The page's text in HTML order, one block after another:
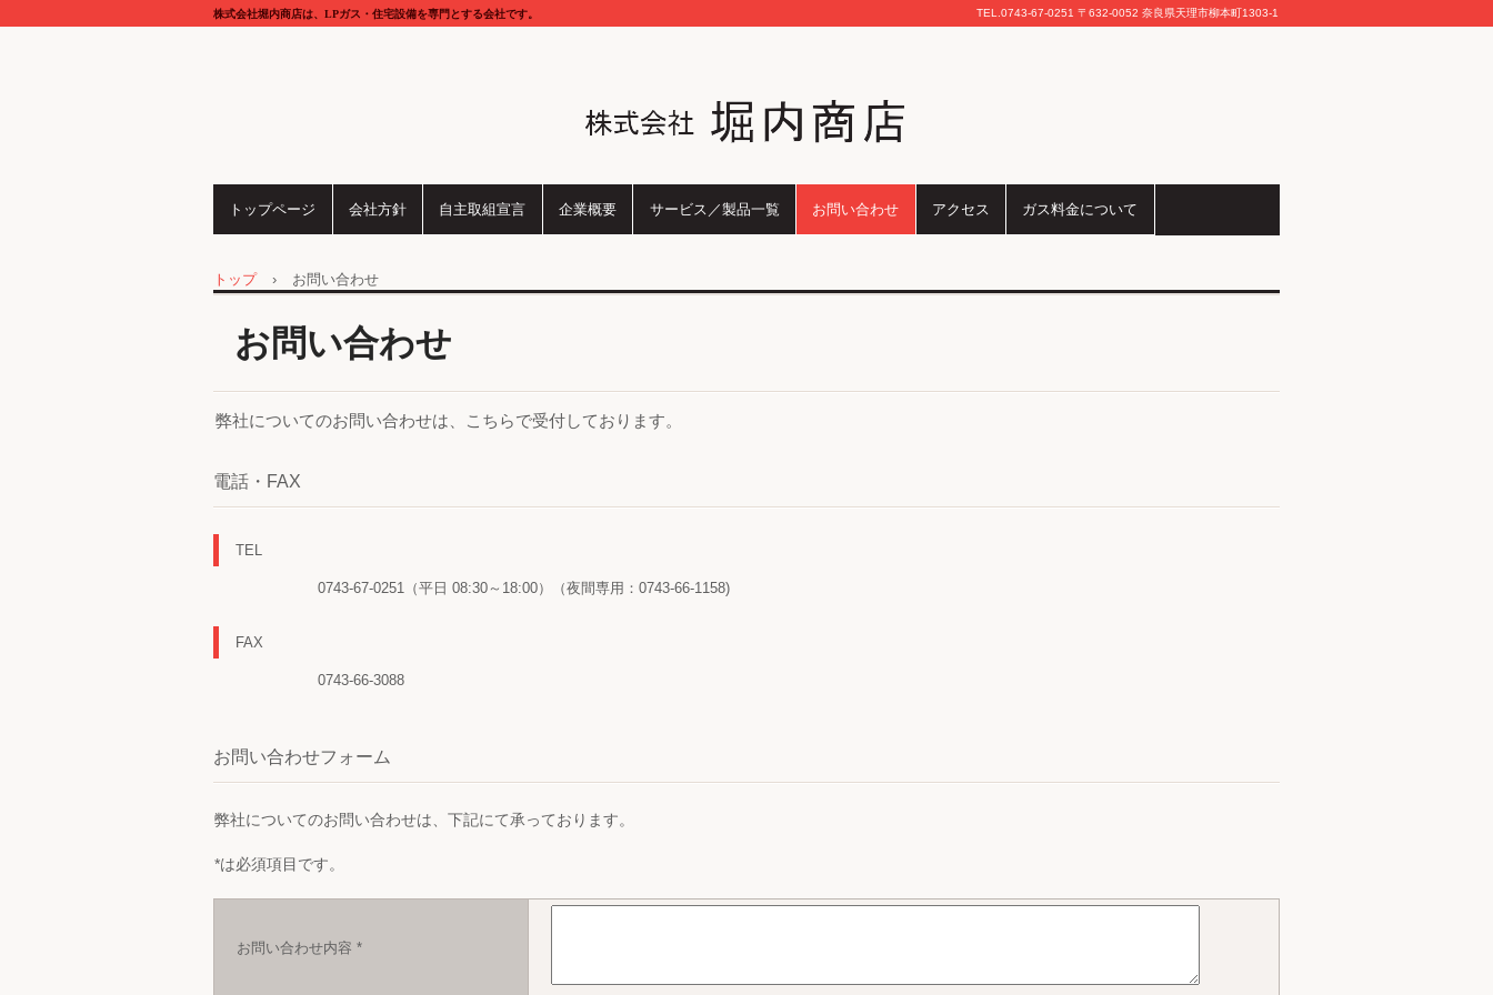
株式会社堀内商店は、LPガス・住宅設備を専門とする会社です。 TEL.0743-67-0251 〒632-0052 奈良県天理市柳本町1303-1
トップページ 会社方針 自主取組宣言 企業概要 サービス／製品一覧 お問い合わせ アクセス ガス料金について
トップ › お問い合わせ
お問い合わせ
弊社についてのお問い合わせは、こちらで受付しております。
電話・FAX
TEL
0743-67-0251（平日 08:30～18:00）（夜間専用：0743-66-1158)
FAX
0743-66-3088
お問い合わせフォーム
弊社についてのお問い合わせは、下記にて承っております。
*は必須項目です。
お問い合わせ内容 *